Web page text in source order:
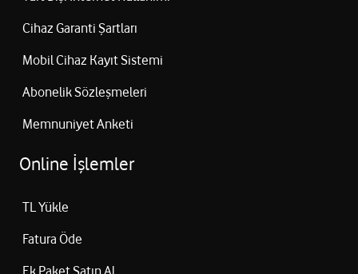
Cihaz Garanti Şartları
Mobil Cihaz Kayıt Sistemi
Abonelik Sözleşmeleri
Memnuniyet Anketi
Online İşlemler
TL Yükle
Fatura Öde
Ek Paket Satın Al